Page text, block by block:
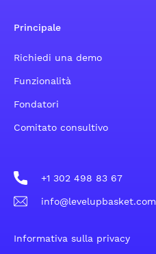
Principale
Richiedi una demo
Funzionalità
Fondatori
Comitato consultivo
+1 302 498 83 67
info@levelupbasket.com
Informativa sulla privacy